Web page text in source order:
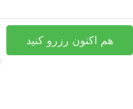
هم اکنون رزرو کنید